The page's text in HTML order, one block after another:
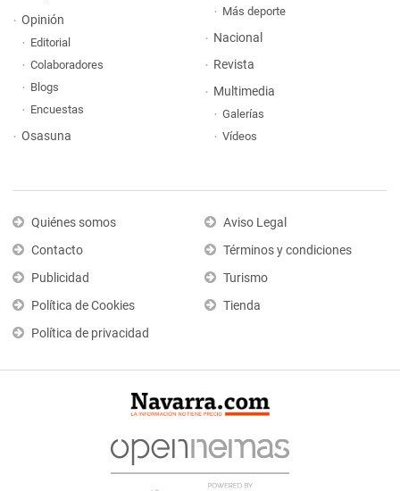
Opinión
Editorial
Colaboradores
Blogs
Encuestas
Osasuna
Más deporte
Nacional
Revista
Multimedia
Galerías
Vídeos
Quiénes somos
Contacto
Publicidad
Política de Cookies
Política de privacidad
Aviso Legal
Términos y condiciones
Turismo
Tienda